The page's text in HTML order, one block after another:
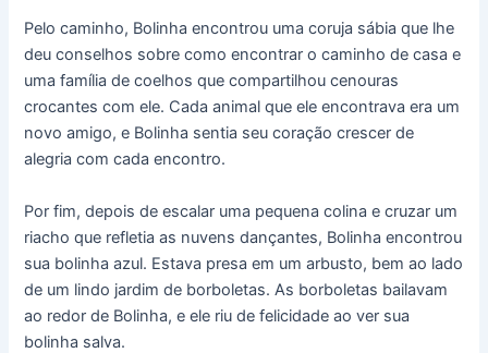
Pelo caminho, Bolinha encontrou uma coruja sábia que lhe
deu conselhos sobre como encontrar o caminho de casa e
uma família de coelhos que compartilhou cenouras
crocantes com ele. Cada animal que ele encontrava era um
novo amigo, e Bolinha sentia seu coração crescer de
alegria com cada encontro.
Por fim, depois de escalar uma pequena colina e cruzar um
riacho que refletia as nuvens dançantes, Bolinha encontrou
sua bolinha azul. Estava presa em um arbusto, bem ao lado
de um lindo jardim de borboletas. As borboletas bailavam
ao redor de Bolinha, e ele riu de felicidade ao ver sua
bolinha salva.